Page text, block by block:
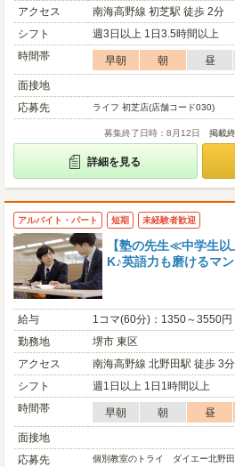
アクセス
南海高野線 初芝駅 徒歩 2分
シフト
週3日以上 1日3.5時間以上
時間帯
早朝 朝 昼
面接地
応募先
ライフ 初芝店(店舗コード030)
募集終了日時：8月12日 掲載
詳細を見る
アルバイト・パート 短期 未経験者歓迎
【塾の先生≪中学生
K♪英語力も磨けるマ
給与
1コマ(60分)：1350～3550円
勤務地
堺市 東区
アクセス
南海高野線 北野田駅 徒歩 3分
シフト
週1日以上 1日1時間以上
時間帯
早朝 朝 昼
面接地
応募先
個別教室のトライ ダイエー北野